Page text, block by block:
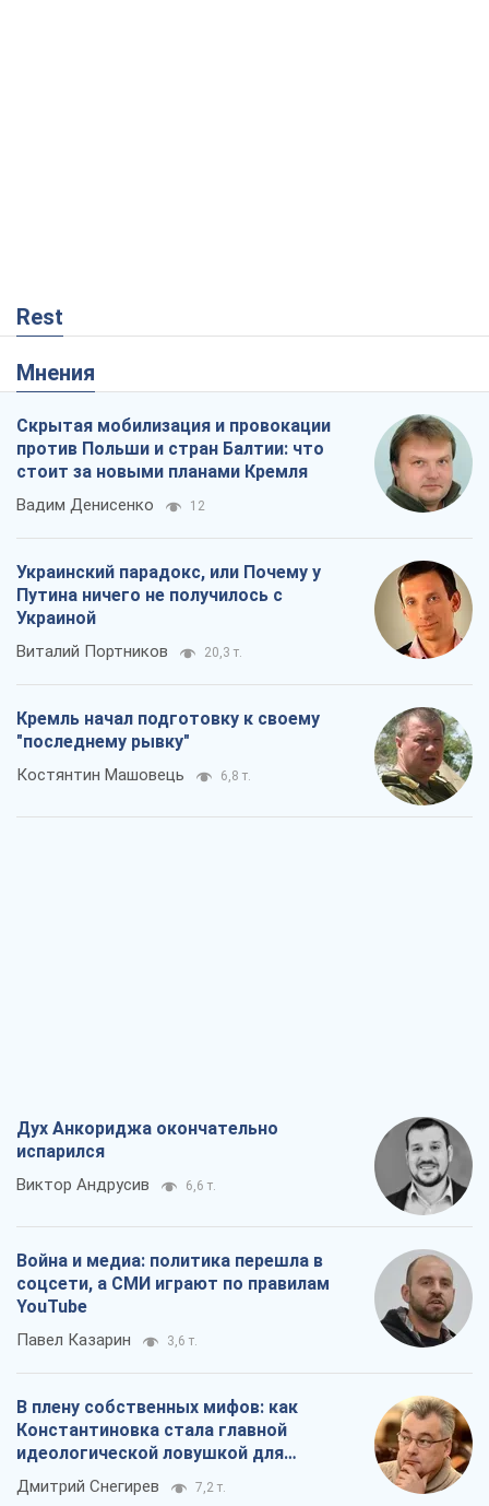
Rest
Мнения
Скрытая мобилизация и провокации
против Польши и стран Балтии: что
стоит за новыми планами Кремля
Вадим Денисенко 12
Украинский парадокс, или Почему у
Путина ничего не получилось с
Украиной
Виталий Портников 20,3 т.
Кремль начал подготовку к своему
"последнему рывку"
Костянтин Машовець 6,8 т.
Дух Анкориджа окончательно
испарился
Виктор Андрусив 6,6 т.
Война и медиа: политика перешла в
соцсети, а СМИ играют по правилам
YouTube
Павел Казарин 3,6 т.
В плену собственных мифов: как
Константиновка стала главной
идеологической ловушкой для
российских оккупантов
Дмитрий Снегирев 7,2 т.